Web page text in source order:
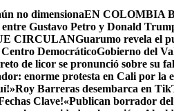
no dimensionaEN COLOMBIA
Gustavo Petro y Donald
CIRCULANGuarumo revela el
DemocráticoGobierno del
de licor se pronunció sobre su
enorme protesta en Cali por la
Roy Barreras desembarca en
Clave!«Publican borrador